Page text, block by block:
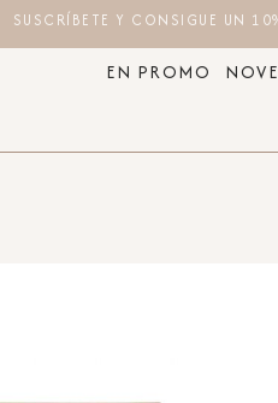
SUSCRÍBETE Y CONSIGUE UN
EN PROMO